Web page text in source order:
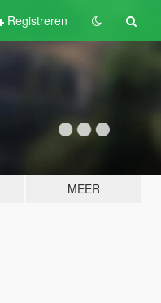
Registreren
MEER